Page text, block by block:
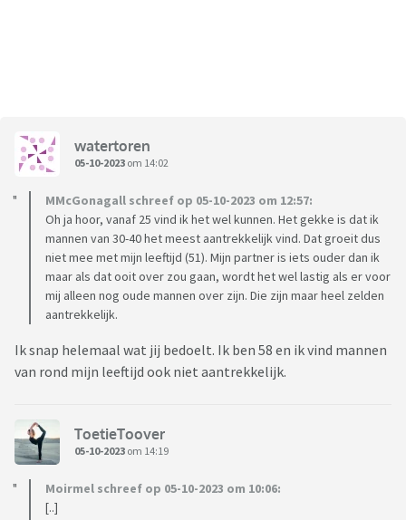
watertoren
05-10-2023 om 14:02
MMcGonagall schreef op 05-10-2023 om 12:57:
Oh ja hoor, vanaf 25 vind ik het wel kunnen. Het gekke is dat ik
mannen van 30-40 het meest aantrekkelijk vind. Dat groeit dus
niet mee met mijn leeftijd (51). Mijn partner is iets ouder dan ik
maar als dat ooit over zou gaan, wordt het wel lastig als er voor
mij alleen nog oude mannen over zijn. Die zijn maar heel zelden
aantrekkelijk.
Ik snap helemaal wat jij bedoelt. Ik ben 58 en ik vind mannen
van rond mijn leeftijd ook niet aantrekkelijk.
ToetieToover
05-10-2023 om 14:19
Moirmel schreef op 05-10-2023 om 10:06:
[..]